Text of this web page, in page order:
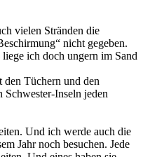
vielen Stränden die
nicht gegeben.
ich doch ungern im Sand
Tüchern und den
Inseln jeden
Und ich werde auch die
Jahr noch besuchen. Jede